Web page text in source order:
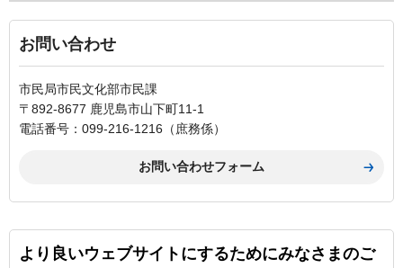
お問い合わせ
市民局市民文化部市民課
〒892-8677 鹿児島市山下町11-1
電話番号：099-216-1216（庶務係）
より良いウェブサイトにするためにみなさまのご